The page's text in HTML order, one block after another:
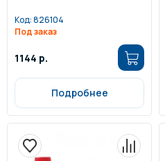
Код:826104
Под заказ
1144 р.
Подробнее